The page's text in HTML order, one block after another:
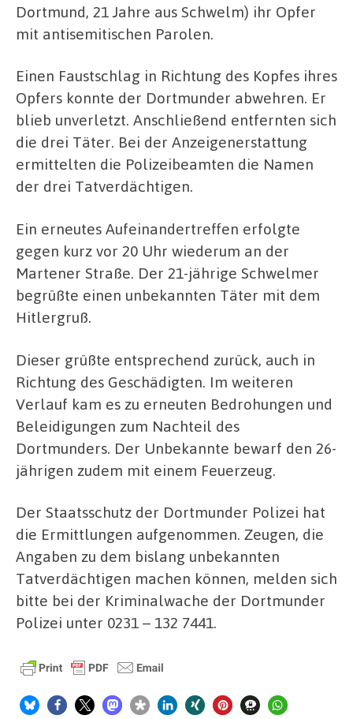
Dortmund, 21 Jahre aus Schwelm) ihr Opfer
mit antisemitischen Parolen.
Einen Faustschlag in Richtung des Kopfes ihres
Opfers konnte der Dortmunder abwehren. Er
blieb unverletzt. Anschließend entfernten sich
die drei Täter. Bei der Anzeigenerstattung
ermittelten die Polizeibeamten die Namen
der drei Tatverdächtigen.
Ein erneutes Aufeinandertreffen erfolgte
gegen kurz vor 20 Uhr wiederum an der
Martener Straße. Der 21-jährige Schwelmer
begrüßte einen unbekannten Täter mit dem
Hitlergruß.
Dieser grüßte entsprechend zurück, auch in
Richtung des Geschädigten. Im weiteren
Verlauf kam es zu erneuten Bedrohungen und
Beleidigungen zum Nachteil des
Dortmunders. Der Unbekannte bewarf den 26-
jährigen zudem mit einem Feuerzeug.
Der Staatsschutz der Dortmunder Polizei hat
die Ermittlungen aufgenommen. Zeugen, die
Angaben zu dem bislang unbekannten
Tatverdächtigen machen können, melden sich
bitte bei der Kriminalwache der Dortmunder
Polizei unter 0231 – 132 7441.